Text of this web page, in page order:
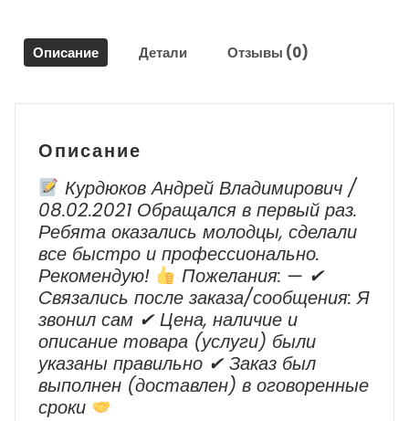
2
2008-
Описание Детали Отзывы (0)
Описание
Курдюков Андрей Владимирович /
08.02.2021 Обращался в первый раз.
Ребята оказались молодцы, сделали
все быстро и профессионально.
Рекомендую!
Пожелания: — ✔
Cвязались после заказа/сообщения: Я
звонил сам ✔ Цена, наличие и
описание товара (услуги) были
указаны правильно ✔ Заказ был
выполнен (доставлен) в оговоренные
сроки